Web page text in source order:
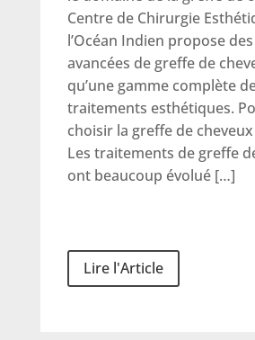
Centre de Chirurgie
l’Océan Indien propose
avancées de greffe de
qu’une gamme complète
traitements esthétiques.
choisir la greffe de
Les traitements de greffe
ont beaucoup évolué […]
Lire l'Article